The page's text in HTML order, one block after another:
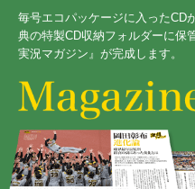
毎号エコパッケージに入ったCD
典の特製CD収納フォルダーに保
実況マガジン』が完成します。